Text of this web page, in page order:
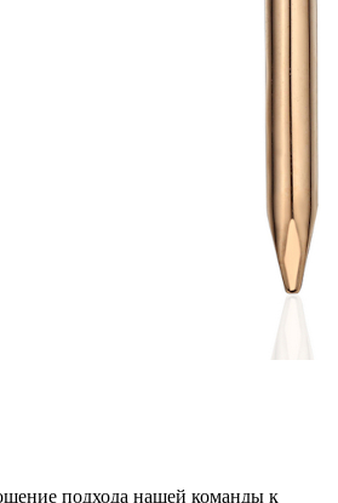
подхода нашей команды к